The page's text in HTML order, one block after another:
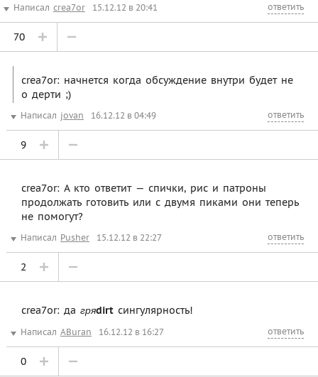
Написал crea7or 15.12.12 в 20:41 ответить
70
crea7or: начнется когда обсуждение внутри будет не
о дерти ;)
Написал jovan 16.12.12 в 04:49 ответить
9
crea7or: А кто ответит — спички, рис и патроны
продолжать готовить или с двумя пиками они теперь
не помогут?
Написал Pusher 15.12.12 в 22:27 ответить
2
crea7or: да гряdirt сингулярность!
Написал ABuran 16.12.12 в 16:27 ответить
0